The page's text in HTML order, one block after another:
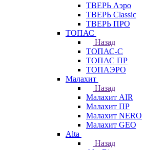
ТВЕРЬ Аэро
ТВЕРЬ Classic
ТВЕРЬ ПРО
ТОПАС
Назад
ТОПАС-С
ТОПАС ПР
ТОПАЭРО
Малахит
Назад
Малахит AIR
Малахит ПР
Малахит NERO
Малахит GEO
Alta
Назад